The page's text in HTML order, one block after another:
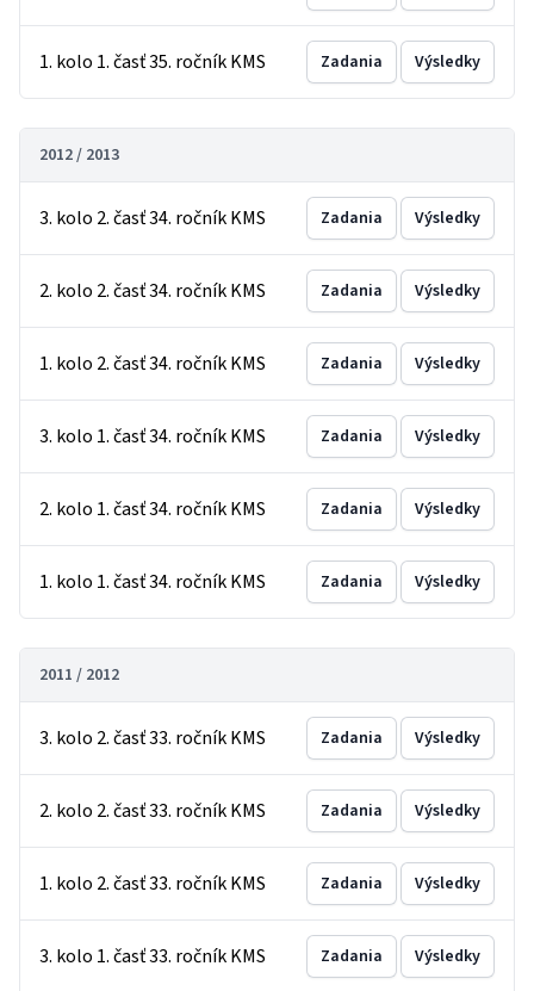
1. kolo 1. časť 35. ročník KMS Zadania Výsledky
2012 / 2013
3. kolo 2. časť 34. ročník KMS Zadania Výsledky
2. kolo 2. časť 34. ročník KMS Zadania Výsledky
1. kolo 2. časť 34. ročník KMS Zadania Výsledky
3. kolo 1. časť 34. ročník KMS Zadania Výsledky
2. kolo 1. časť 34. ročník KMS Zadania Výsledky
1. kolo 1. časť 34. ročník KMS Zadania Výsledky
2011 / 2012
3. kolo 2. časť 33. ročník KMS Zadania Výsledky
2. kolo 2. časť 33. ročník KMS Zadania Výsledky
1. kolo 2. časť 33. ročník KMS Zadania Výsledky
3. kolo 1. časť 33. ročník KMS Zadania Výsledky